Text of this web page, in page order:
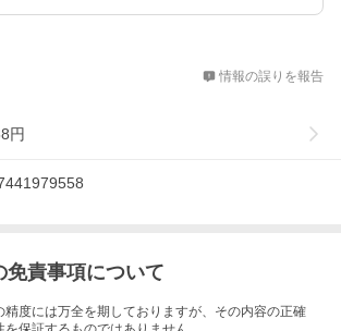
情報の誤りを報告
円
免責事項について
精度には万全を期しておりますが、その内容の正確